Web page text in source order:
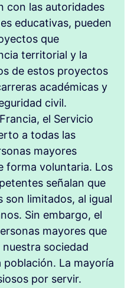
con las autoridades
educativas, pueden
que
territorial y la
de estos proyectos
académicas y
civil.
el Servicio
a todas las
mayores
forma voluntaria. Los
señalan que
son limitados, al igual
Sin embargo, el
mayores que
sociedad
población. La mayoría
por servir.